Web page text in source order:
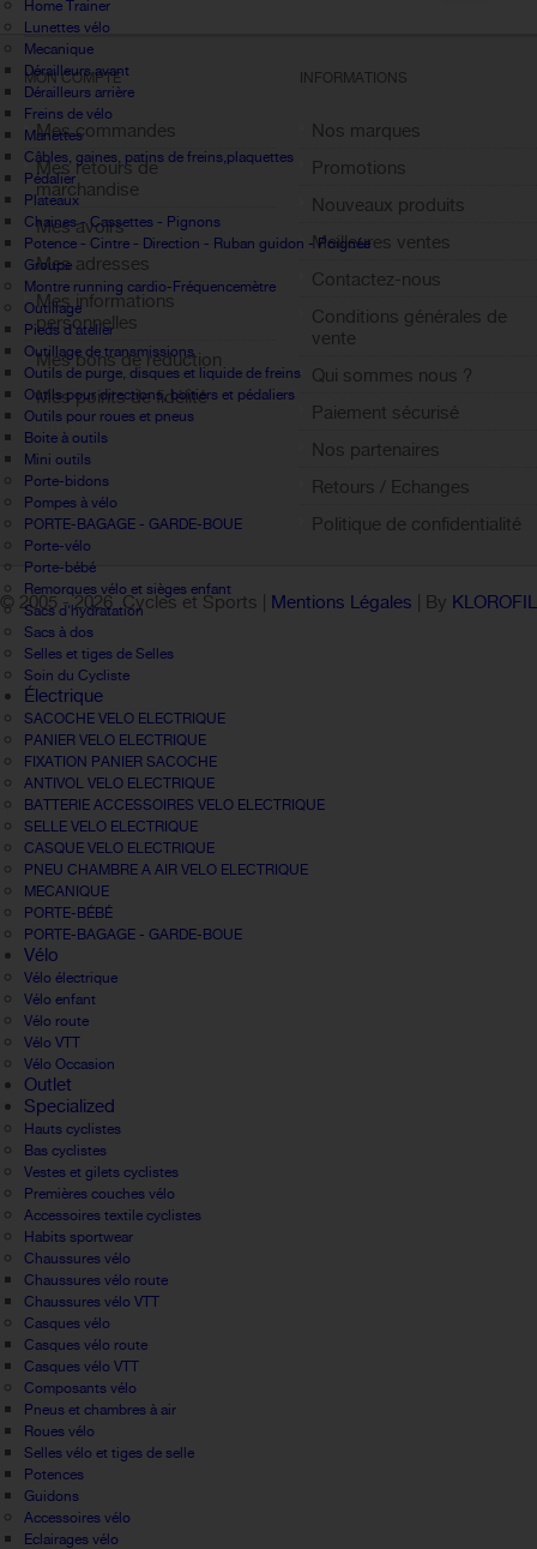
Home Trainer
Lunettes vélo
Mecanique
Dérailleurs avant
Dérailleurs arrière
Freins de vélo
Manettes
Câbles, gaines, patins de freins,plaquettes
Pédalier
Plateaux
Chaines - Cassettes - Pignons
Potence - Cintre - Direction - Ruban guidon - Poignée
Groupe
Montre running cardio-Fréquencemètre
Outillage
Pieds d'atelier
Outillage de transmissions
Outils de purge, disques et liquide de freins
Outils pour directions, boitiers et pédaliers
Outils pour roues et pneus
Boite à outils
Mini outils
Porte-bidons
Pompes à vélo
PORTE-BAGAGE - GARDE-BOUE
Porte-vélo
Porte-bébé
Remorques vélo et sièges enfant
Sacs d'hydratation
Sacs à dos
Selles et tiges de Selles
Soin du Cycliste
Électrique
SACOCHE VELO ELECTRIQUE
PANIER VELO ELECTRIQUE
FIXATION PANIER SACOCHE
ANTIVOL VELO ELECTRIQUE
BATTERIE ACCESSOIRES VELO ELECTRIQUE
SELLE VELO ELECTRIQUE
CASQUE VELO ELECTRIQUE
PNEU CHAMBRE A AIR VELO ELECTRIQUE
MECANIQUE
PORTE-BÉBÉ
PORTE-BAGAGE - GARDE-BOUE
Vélo
Vélo électrique
Vélo enfant
Vélo route
Vélo VTT
Vélo Occasion
Outlet
Specialized
Hauts cyclistes
Bas cyclistes
Vestes et gilets cyclistes
Premières couches vélo
Accessoires textile cyclistes
Habits sportwear
Chaussures vélo
Chaussures vélo route
Chaussures vélo VTT
Casques vélo
Casques vélo route
Casques vélo VTT
Composants vélo
Pneus et chambres à air
Roues vélo
Selles vélo et tiges de selle
Potences
Guidons
Accessoires vélo
Eclairages vélo
MON COMPTE
Mes commandes
Mes retours de
marchandise
Mes avoirs
Mes adresses
Mes informations
personnelles
Mes bons de réduction
Mes points de fidélité
Sign out
INFORMATIONS
Nos marques
Promotions
Nouveaux produits
Meilleures ventes
Contactez-nous
Conditions générales de
vente
Qui sommes nous ?
Paiement sécurisé
Nos partenaires
Retours / Echanges
Politique de confidentialité
© 2005 -2026 Cycles et Sports | Mentions Légales | By